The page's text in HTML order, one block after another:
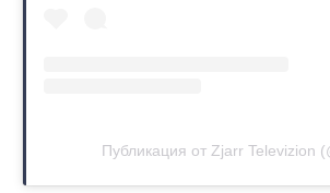
Публикация от Zjarr Televizion